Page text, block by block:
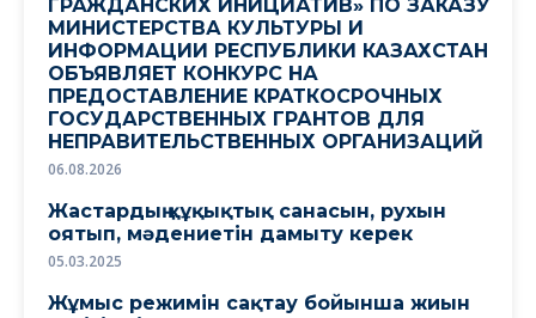
ГРАЖДАНСКИХ ИНИЦИАТИВ» ПО ЗАКАЗУ
МИНИСТЕРСТВА КУЛЬТУРЫ И
ИНФОРМАЦИИ РЕСПУБЛИКИ КАЗАХСТАН
ОБЪЯВЛЯЕТ КОНКУРС НА
ПРЕДОСТАВЛЕНИЕ КРАТКОСРОЧНЫХ
ГОСУДАРСТВЕННЫХ ГРАНТОВ ДЛЯ
НЕПРАВИТЕЛЬСТВЕННЫХ ОРГАНИЗАЦИЙ
06.08.2026
Жастардың құқықтық санасын, рухын
оятып, мәдениетін дамыту керек
05.03.2025
Жұмыс режимін сақтау бойынша жиын